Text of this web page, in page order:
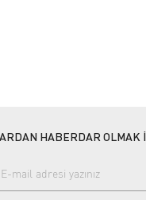
HABERDAR OLMAK